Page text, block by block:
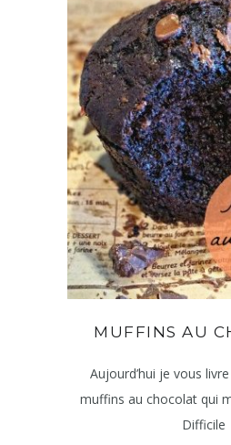
MUFFINS AU
Aujourd’hui je vous
muffins au chocolat qui
Difficile